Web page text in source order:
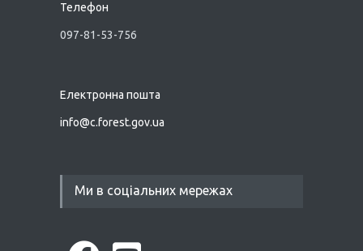
Телефон
097-81-53-756
Електронна пошта
info@c.forest.gov.ua
Ми в соціальних мережах